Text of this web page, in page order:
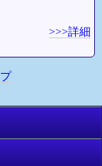
>>>詳細